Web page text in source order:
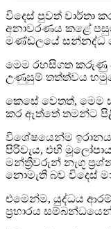
විදෙස් පුවත් වාර්තා
අනාවරණය කළේ
මණ්ඩලයේ සන්නද්ධ
මෙම රහසිගත කරුණු
උණුසුම් තත්ත්වය
කෙසේ වෙතත්, මෙම
කර ඇත්තේ තමන්ට
විශේෂයෙන්ම
පිරිවැය, එහි
මන්ත්‍රීවරුන් නැගූ
නොමැති බව විදෙස්
එමෙන්ම, යුද්ධය
ප්‍රහාරය